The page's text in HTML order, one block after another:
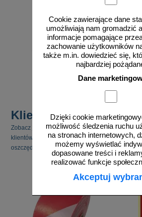
Cookie zawierające dane
umożliwiają nam gromadzić
informacje pomagające
zachowanie użytkowników
także m.in. dowiedzieć się,
najbardziej
Dane
Dzięki cookie
możliwość śledzenia ruchu
na stronach internetowych,
możemy wyświetlać
dopasowane treści i
realizować funkcje
Akceptuj
od 289,05 zł
235,00 zł netto
Klienci kupili również
Zobacz jakie inne produkty cieszyły się
klientów. Pamiętaj, że kupując kilka produktów
oszczędzić na kosztach transportu.